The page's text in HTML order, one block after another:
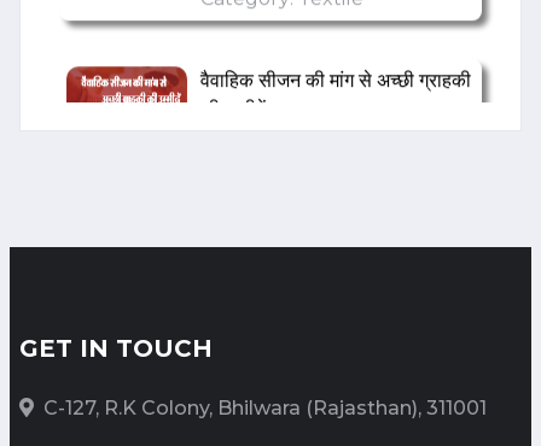
वैवाहिक सीजन की मांग से अच्छी ग्राहकी
की उम्मीदें
Date: 2024-11-22 08:11:01 |
Category: Textile
भारत टेक्स 2024 में भारतीय टेक्सटाइल
GET IN TOUCH
C-127, R.K Colony, Bhilwara (Rajasthan), 311001